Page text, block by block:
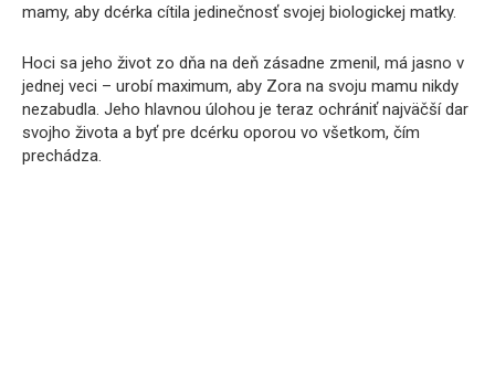
mamy, aby dcérka cítila jedinečnosť svojej biologickej matky.
Hoci sa jeho život zo dňa na deň zásadne zmenil, má jasno v
jednej veci – urobí maximum, aby Zora na svoju mamu nikdy
nezabudla. Jeho hlavnou úlohou je teraz ochrániť najväčší dar
svojho života a byť pre dcérku oporou vo všetkom, čím
prechádza.